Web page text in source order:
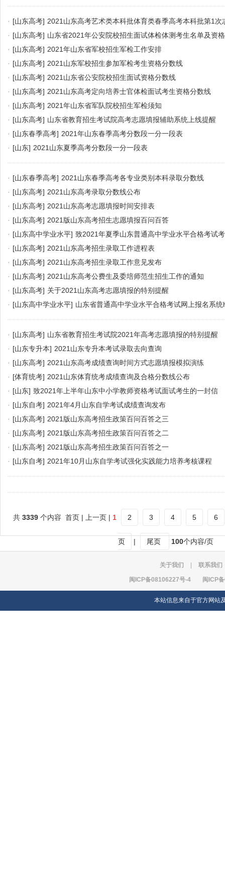
· [山东高考] 2021山东高考艺术类本科批体育类春季高考本科批第1次
· [山东高考] 山东省2021年公安院校招生面试体检体测考生名单及资
· [山东高考] 2021年山东省军校招生军检工作安排
· [山东高考] 2021山东军校招生参加军检考生资格分数线
· [山东高考] 2021山东省公安院校招生面试资格分数线
· [山东高考] 2021山东高考定向培养士官体检面试考生资格分数线
· [山东高考] 2021年山东省军队院校招生军检须知
· [山东高考] 山东省教育招生考试院高考志愿填报辅助系统上线提醒
· [山东春季高考] 2021年山东春季高考分数段一分一段表
· [山东] 2021山东夏季高考分数段一分一段表
· [山东春季高考] 2021山东春季高考各专业类别本科录取分数线
· [山东高考] 2021山东高考录取分数线公布
· [山东高考] 2021山东高考志愿填报时间安排表
· [山东高考] 2021版山东高考招生志愿填报百问百答
· [山东高中学业水平] 致2021年夏季山东普通高中学业水平合格考试
· [山东高考] 2021山东高考招生录取工作进程表
· [山东高考] 2021山东高考招生录取工作意见发布
· [山东高考] 2021山东高考公费生及委培师范生招生工作的通知
· [山东高考] 关于2021山东高考志愿填报的特别提醒
· [山东高中学业水平] 山东省普通高中学业水平合格考试网上报名系
· [山东高考] 山东省教育招生考试院2021年高考志愿填报的特别提醒
· [山东专升本] 2021山东专升本考试录取去向查询
· [山东高考] 2021山东高考成绩查询时间方式志愿填报模拟演练
· [体育统考] 2021山东体育统考成绩查询及合格分数线公布
· [山东] 致2021年上半年山东中小学教师资格考试面试考生的一封信
· [山东自考] 2021年4月山东自学考试成绩查询发布
· [山东高考] 2021版山东高考招生政策百问百答之三
· [山东高考] 2021版山东高考招生政策百问百答之二
· [山东高考] 2021版山东高考招生政策百问百答之一
· [山东自考] 2021年10月山东自学考试强化实践能力培养考核课程
共 3339 个内容 首页 | 上一页 | 1 2 3 4 5 6
页 | 尾页 100个内容/页
关于我们 联系我们
闽ICP备08106227号-4 闽ICP
本站信息来自于官方网站